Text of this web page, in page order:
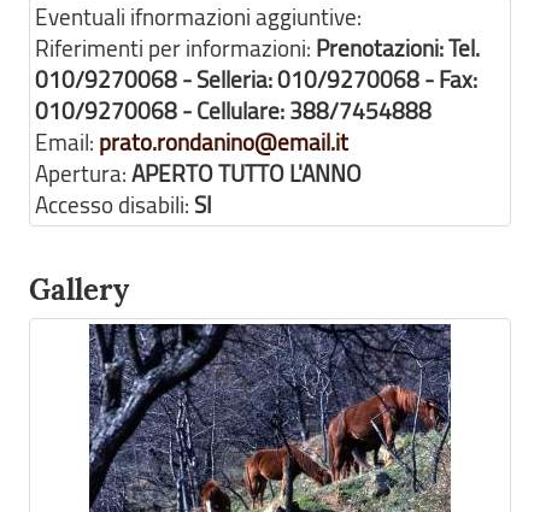
Eventuali ifnormazioni aggiuntive:
Riferimenti per informazioni: Prenotazioni: Tel.
010/9270068 - Selleria: 010/9270068 - Fax:
010/9270068 - Cellulare: 388/7454888
Email: prato.rondanino@email.it
Apertura:APERTO TUTTO L'ANNO
Accesso disabili: SI
Gallery